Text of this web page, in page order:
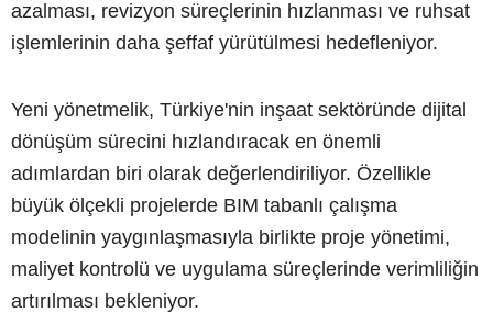
azalması, revizyon süreçlerinin hızlanması ve ruhsat
işlemlerinin daha şeffaf yürütülmesi hedefleniyor.
Yeni yönetmelik, Türkiye'nin inşaat sektöründe dijital
dönüşüm sürecini hızlandıracak en önemli
adımlardan biri olarak değerlendiriliyor. Özellikle
büyük ölçekli projelerde BIM tabanlı çalışma
modelinin yaygınlaşmasıyla birlikte proje yönetimi,
maliyet kontrolü ve uygulama süreçlerinde verimliliğin
artırılması bekleniyor.